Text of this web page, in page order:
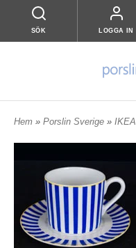
SÖK LOGGA IN
Hem » Porslin Sverige » IKEA